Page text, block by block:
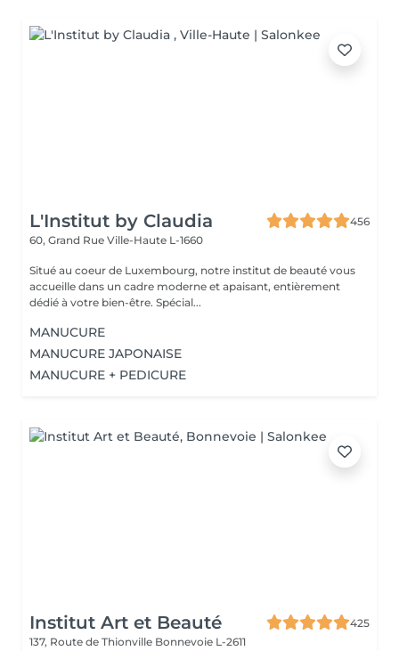
L'Institut by Claudia
456
60, Grand Rue Ville-Haute L-1660
Situé au coeur de Luxembourg, notre institut de beauté vous
accueille dans un cadre moderne et apaisant, entièrement
dédié à votre bien-être. Spécial...
MANUCURE
MANUCURE JAPONAISE
MANUCURE + PEDICURE
Institut Art et Beauté
425
137, Route de Thionville Bonnevoie L-2611